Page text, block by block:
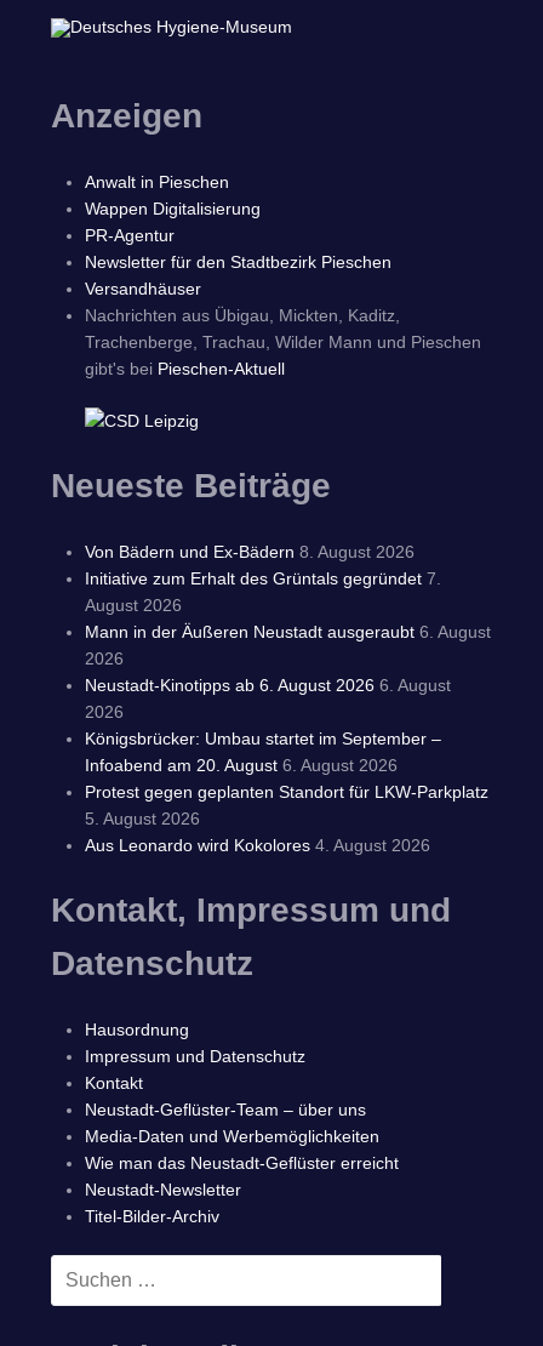
Anzeigen
Anwalt in Pieschen
Wappen Digitalisierung
PR-Agentur
Newsletter für den Stadtbezirk Pieschen
Versandhäuser
Nachrichten aus Übigau, Mickten, Kaditz,
Trachenberge, Trachau, Wilder Mann und Pieschen
gibt's bei Pieschen-Aktuell
Neueste Beiträge
Von Bädern und Ex-Bädern 8. August 2026
Initiative zum Erhalt des Grüntals gegründet 7.
August 2026
Mann in der Äußeren Neustadt ausgeraubt 6. August
2026
Neustadt-Kinotipps ab 6. August 2026 6. August
2026
Königsbrücker: Umbau startet im September –
Infoabend am 20. August 6. August 2026
Protest gegen geplanten Standort für LKW-Parkplatz
5. August 2026
Aus Leonardo wird Kokolores 4. August 2026
Kontakt, Impressum und
Datenschutz
Hausordnung
Impressum und Datenschutz
Kontakt
Neustadt-Geflüster-Team – über uns
Media-Daten und Werbemöglichkeiten
Wie man das Neustadt-Geflüster erreicht
Neustadt-Newsletter
Titel-Bilder-Archiv
Suchen